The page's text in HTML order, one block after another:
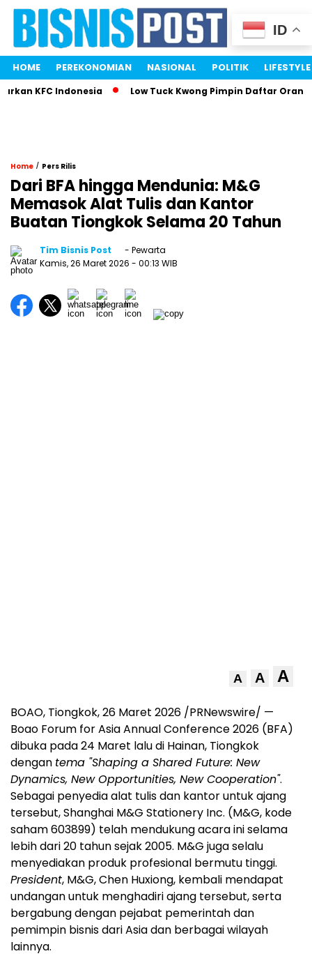
HOME PEREKONOMIAN NASIONAL POLITIK LIFESTYLE
KFC Indonesia Low Tuck Kwong Pimpin Daftar Orang
Home / Pers Rilis
Dari BFA hingga Mendunia: M&G
Memasok Alat Tulis dan Kantor
Buatan Tiongkok Selama 20 Tahun
Tim Bisnis Post
- Pewarta
Kamis, 26 Maret 2026 - 00:13 WIB
A A A
BOAO, Tiongkok, 26 Maret 2026 /PRNewswire/ —
Boao Forum for Asia Annual Conference 2026 (BFA)
dibuka pada 24 Maret lalu di Hainan, Tiongkok
dengan tema "Shaping a Shared Future: New
Dynamics, New Opportunities, New Cooperation".
Sebagai penyedia alat tulis dan kantor untuk ajang
tersebut, Shanghai M&G Stationery Inc. (M&G, kode
saham 603899) telah mendukung acara ini selama
lebih dari 20 tahun sejak 2005. M&G juga selalu
menyediakan produk profesional bermutu tinggi.
President, M&G, Chen Huxiong, kembali mendapat
undangan untuk menghadiri ajang tersebut, serta
bergabung dengan pejabat pemerintah dan
pemimpin bisnis dari Asia dan berbagai wilayah
lainnya.
ID